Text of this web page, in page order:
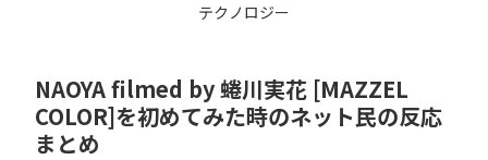
テクノロジー
NAOYA filmed by 蜷川実花 [MAZZEL
COLOR]を初めてみた時のネット民の反応
まとめ